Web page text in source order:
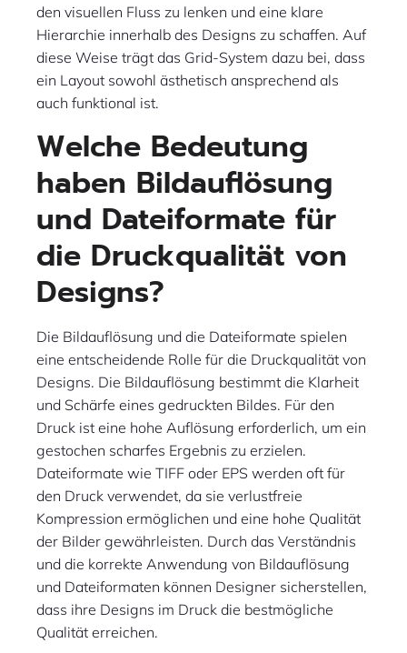
den visuellen Fluss zu lenken und eine klare
Hierarchie innerhalb des Designs zu schaffen. Auf
diese Weise trägt das Grid-System dazu bei, dass
ein Layout sowohl ästhetisch ansprechend als
auch funktional ist.
Welche Bedeutung
haben Bildauflösung
und Dateiformate für
die Druckqualität von
Designs?
Die Bildauflösung und die Dateiformate spielen
eine entscheidende Rolle für die Druckqualität von
Designs. Die Bildauflösung bestimmt die Klarheit
und Schärfe eines gedruckten Bildes. Für den
Druck ist eine hohe Auflösung erforderlich, um ein
gestochen scharfes Ergebnis zu erzielen.
Dateiformate wie TIFF oder EPS werden oft für
den Druck verwendet, da sie verlustfreie
Kompression ermöglichen und eine hohe Qualität
der Bilder gewährleisten. Durch das Verständnis
und die korrekte Anwendung von Bildauflösung
und Dateiformaten können Designer sicherstellen,
dass ihre Designs im Druck die bestmögliche
Qualität erreichen.